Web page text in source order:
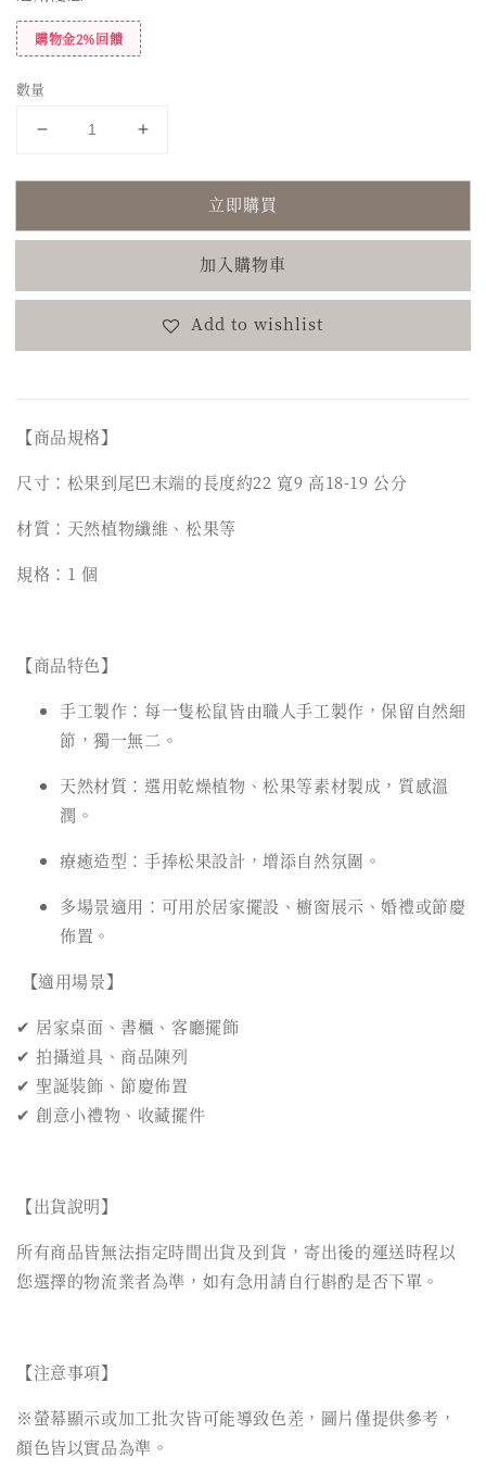
購物金2%回饋
數量
立即購買
加入購物車
Add to wishlist
【商品規格】
尺寸：松果到尾巴末端的長度約22 寬9 高18-19 公分
材質：天然植物纖維、松果等
規格：1 個
【商品特色】
手工製作：每一隻松鼠皆由職人手工製作，保留自然細
節，獨一無二。
天然材質：選用乾燥植物、松果等素材製成，質感溫
潤。
療癒造型：手捧松果設計，增添自然氛圍。
多場景適用：可用於居家擺設、櫥窗展示、婚禮或節慶
佈置。
【適用場景】
✔ 居家桌面、書櫃、客廳擺飾
✔ 拍攝道具、商品陳列
✔ 聖誕裝飾、節慶佈置
✔ 創意小禮物、收藏擺件
【出貨說明】
所有商品皆無法指定時間出貨及到貨，寄出後的運送時程以
您選擇的物流業者為準，如有急用請自行斟酌是否下單。
【注意事項】
※螢幕顯示或加工批次皆可能導致色差，圖片僅提供參考，
顏色皆以實品為準。